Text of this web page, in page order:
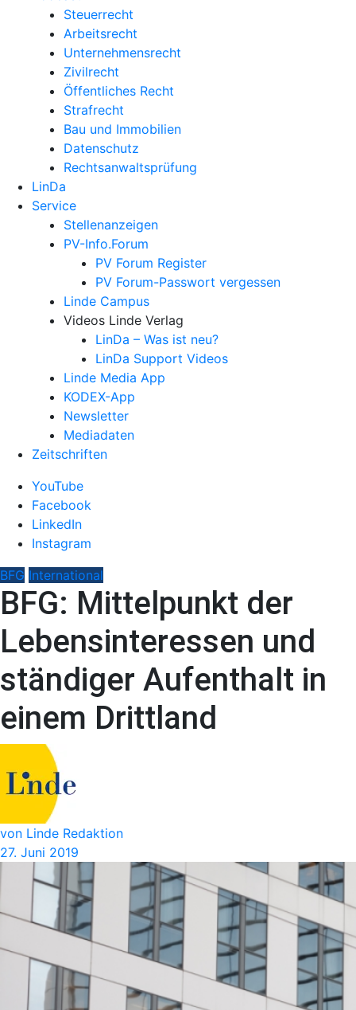
Steuerrecht
Arbeitsrecht
Unternehmens­recht
Zivilrecht
Öffentliches Recht
Strafrecht
Bau und Immobilien
Datenschutz
Rechtsanwalts­prüfung
LinDa
Service
Stellenanzeigen
PV-Info.Forum
PV Forum Register
PV Forum-Passwort vergessen
Linde Campus
Videos Linde Verlag
LinDa – Was ist neu?
LinDa Support Videos
Linde Media App
KODEX-App
Newsletter
Mediadaten
Zeitschriften
YouTube
Facebook
LinkedIn
Instagram
BFG International
BFG: Mittelpunkt der
Lebensinteressen und
ständiger Aufenthalt in
einem Drittland
von Linde Redaktion
27. Juni 2019